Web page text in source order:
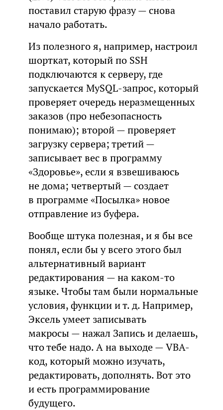
поставил старую фразу — снова
начало работать.
Из полезного я, например, настроил
шорткат, который по SSH
подключаются к серверу, где
запускается MySQL-запрос, который
проверяет очередь неразмещенных
заказов (про небезопасность
понимаю); второй — проверяет
загрузку сервера; третий —
записывает вес в программу
«Здоровье», если я взвешиваюсь
не дома; четвертый — создает
в программе «Посылка» новое
отправление из буфера.
Вообще штука полезная, и я бы все
понял, если бы у всего этого был
альтернативный вариант
редактирования — на каком-то
языке. Чтобы там были нормальные
условия, функции и т. д. Например,
Эксель умеет записывать
макросы — нажал Запись и делаешь,
что тебе надо. А на выходе — VBA-
код, который можно изучать,
редактировать, дополнять. Вот это
и есть программирование
будущего.